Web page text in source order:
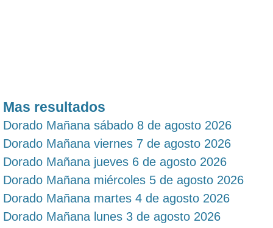
Mas resultados
Dorado Mañana sábado 8 de agosto 2026
Dorado Mañana viernes 7 de agosto 2026
Dorado Mañana jueves 6 de agosto 2026
Dorado Mañana miércoles 5 de agosto 2026
Dorado Mañana martes 4 de agosto 2026
Dorado Mañana lunes 3 de agosto 2026